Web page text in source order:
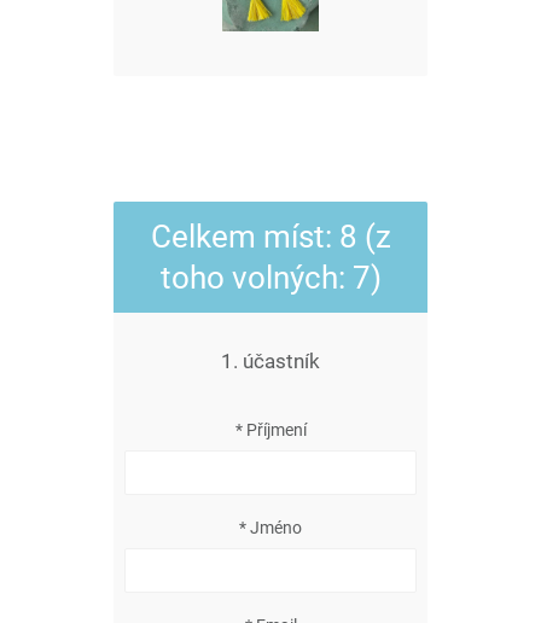
Celkem míst: 8 (z
toho volných: 7)
1. účastník
* Příjmení
* Jméno